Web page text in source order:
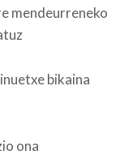
mendeurreneko
bikaina
ona